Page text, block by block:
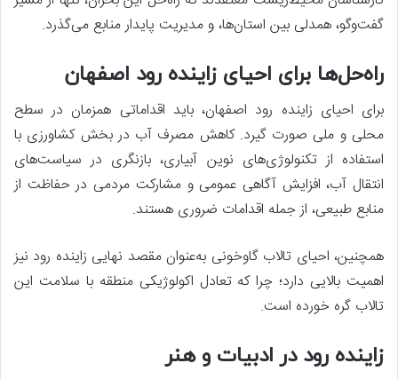
گفت‌وگو، همدلی بین استان‌ها، و مدیریت پایدار منابع می‌گذرد.
راه‌حل‌ها برای احیای زاینده رود اصفهان
برای احیای زاینده رود اصفهان، باید اقداماتی همزمان در سطح
محلی و ملی صورت گیرد. کاهش مصرف آب در بخش کشاورزی با
استفاده از تکنولوژی‌های نوین آبیاری، بازنگری در سیاست‌های
انتقال آب، افزایش آگاهی عمومی و مشارکت مردمی در حفاظت از
منابع طبیعی، از جمله اقدامات ضروری هستند.
همچنین، احیای تالاب گاوخونی به‌عنوان مقصد نهایی زاینده رود نیز
اهمیت بالایی دارد؛ چرا که تعادل اکولوژیکی منطقه با سلامت این
تالاب گره خورده است.
زاینده رود در ادبیات و هنر